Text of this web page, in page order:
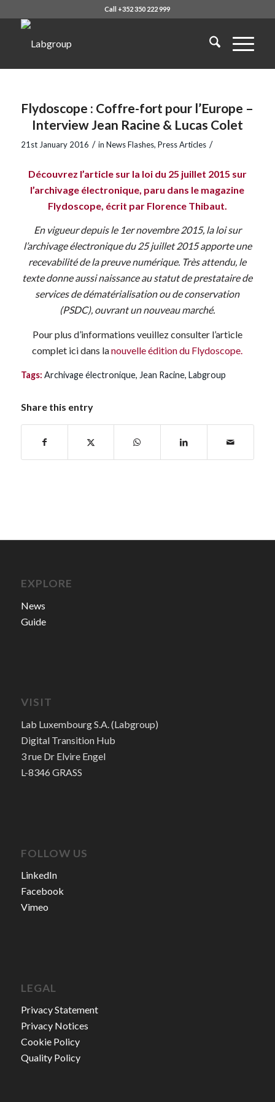
Call +352 350 222 999
Flydoscope : Coffre-fort pour l’Europe –
Interview Jean Racine & Lucas Colet
21st January 2016 / in News Flashes, Press Articles /
Découvrez l’article sur la loi du 25 juillet 2015 sur
l’archivage électronique, paru dans le magazine
Flydoscope, écrit par Florence Thibaut.
En vigueur depuis le 1er novembre 2015, la loi sur
l’archivage électronique du 25 juillet 2015 apporte une
recevabilité de la preuve numérique. Très attendu, le
texte donne aussi naissance au statut de prestataire de
services de dématérialisation ou de conservation
(PSDC), ouvrant un nouveau marché.
Pour plus d’informations veuillez consulter l’article
complet ici dans lanouvelle édition du Flydoscope.
Tags: Archivage électronique, Jean Racine, Labgroup
Share this entry
EXPLORE
News
Guide
VISIT
Lab Luxembourg S.A. (Labgroup)
Digital Transition Hub
3 rue Dr Elvire Engel
L-8346 GRASS
FOLLOW US
LinkedIn
Facebook
Vimeo
LEGAL
Privacy Statement
Privacy Notices
Cookie Policy
Quality Policy